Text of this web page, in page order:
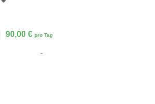
90,00 € pro Tag